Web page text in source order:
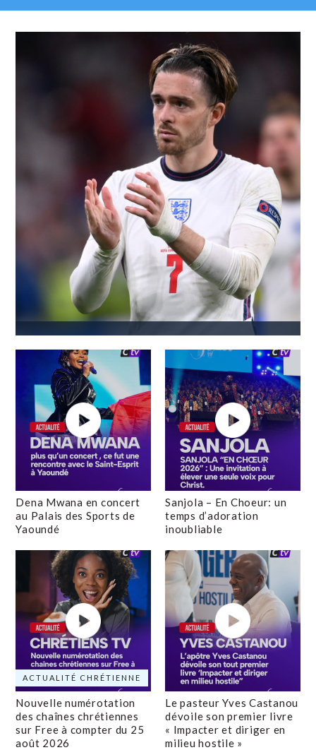
Dena Mwana en concert
au Palais des Sports de
Yaoundé
Sanjola – En Choeur: un
temps d’adoration
inoubliable
ACTUALITÉ CHRÉTIENNE
Nouvelle numérotation
des chaînes chrétiennes
sur Free à compter du 25
août 2026
Le pasteur Yves Castanou
dévoile son premier livre
« Impacter et diriger en
milieu hostile »